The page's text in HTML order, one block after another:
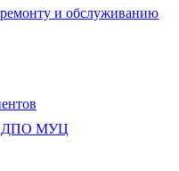
и обслуживанию
ДПО МУЦ